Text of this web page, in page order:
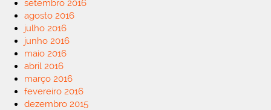
setembro 2016
agosto 2016
julho 2016
junho 2016
maio 2016
abril 2016
março 2016
fevereiro 2016
dezembro 2015